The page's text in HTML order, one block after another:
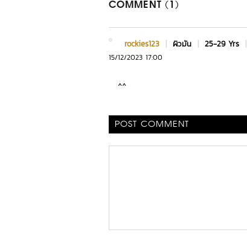
COMMENT (1)
rockies123 | ผิวมัน | 25-29 Yrs |
15/12/2023 17:00
^^
POST COMMENT